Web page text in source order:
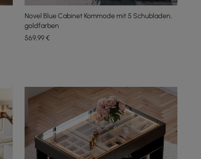
Novel Blue Cabinet Kommode mit 5 Schubladen,
goldfarben
569,99€